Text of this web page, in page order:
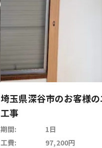
埼玉県深谷市のお客様
工事
期間:
1日
工費:
97,200円